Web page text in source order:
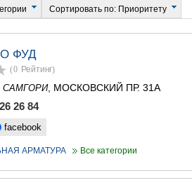
Сортировать по: Приоритету
ФУД
(0 Рейтинг)
САМГОРИ, МОСКОВСКИЙ ПР. 31А
26 84
facebook
АРМАТУРА Все категории